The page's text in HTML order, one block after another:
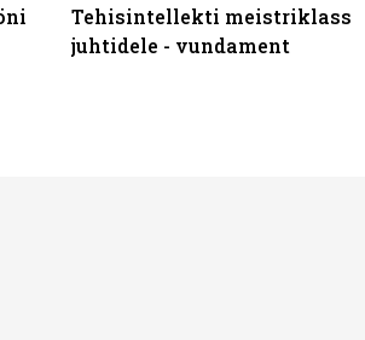
Tehisintellekti meistriklass
juhtidele - vundament